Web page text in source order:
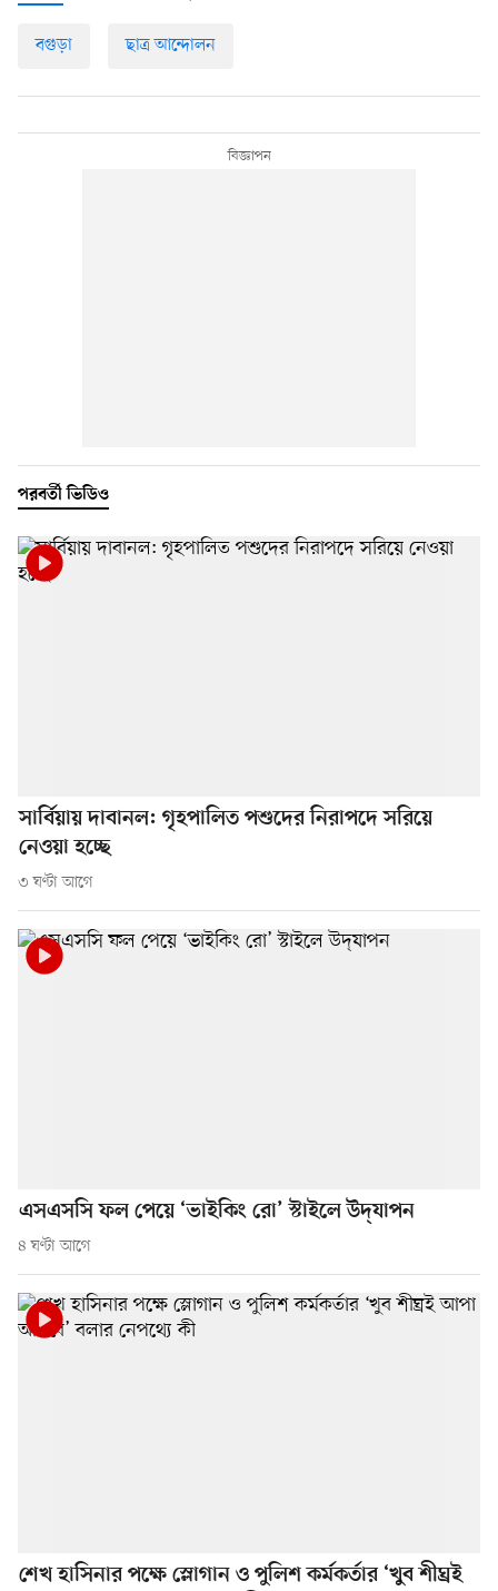
বগুড়া ছাত্র আন্দোলন
পরবর্তী ভিডিও
সার্বিয়ায় দাবানল: গৃহপালিত পশুদের নিরাপদে সরিয়ে
নেওয়া হচ্ছে
৩ ঘণ্টা আগে
এসএসসি ফল পেয়ে ‘ভাইকিং রো’ স্টাইলে উদ্‌যাপন
৪ ঘণ্টা আগে
শেখ হাসিনার পক্ষে স্লোগান ও পুলিশ কর্মকর্তার ‘খুব শীঘ্রই